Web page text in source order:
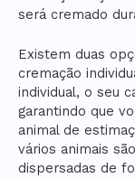
será cremado
Existem duas
cremação
individual, o seu
garantindo que
animal de
vários animais
dispersadas de